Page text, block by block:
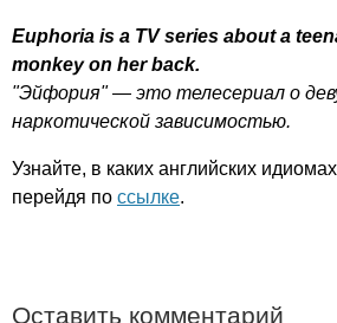
Euphoria is a TV series about a
monkey on her back.
"Эйфория" — это телесериал о
наркотической зависимостью.
Узнайте, в каких английских
перейдя по ссылке.
Оставить комментарий